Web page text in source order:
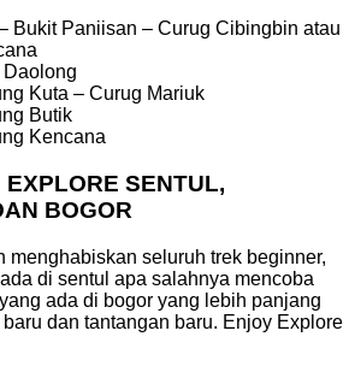
Bukit Paniisan – Curug Cibingbin atau
Kuta – Curug Mariuk
Butik
Kencana
SENTUL,
BOGOR
menghabiskan seluruh trek beginner,
di sentul apa salahnya mencoba
ada di bogor yang lebih panjang
dan tantangan baru. Enjoy Explore